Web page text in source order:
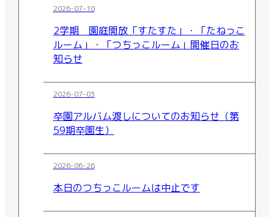
2026-07-10
2学期 園庭開放「すたすた」・「たねっこ
ルーム」・「つちっこルーム」開催日のお
知らせ
2026-07-03
卒園アルバム渡しについてのお知らせ（第
59期卒園生）
2026-06-26
本日のつちっこルームは中止です